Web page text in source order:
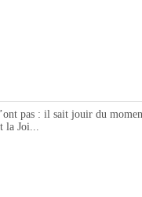
pas : il sait jouir du
la Joi...